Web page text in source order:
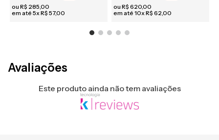
ou R$ 285,00
em até 5xR$ 57,00
ou R$ 620,00
em até 10xR$ 62,00
Avaliações
Este produto ainda não tem avaliações